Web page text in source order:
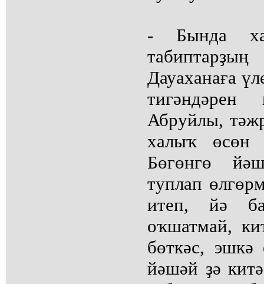
- Бында
Дауаханаға
Абруйлы,
халыҡ
Бөгөнгө
туплап
итеп, йә
оҡшатмай,
бөткәс, эшкә
йәшәй ҙә